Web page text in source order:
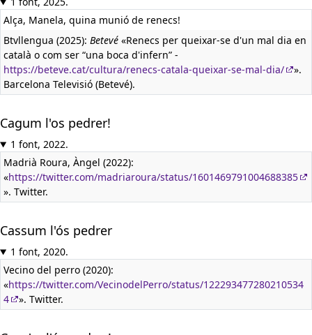
Alça, Manela, quina munió de renecs!
Btvllengua (2025): Betevé «Renecs per queixar-se d'un mal dia en
català o com ser “una boca d'infern” -
https://beteve.cat/cultura/renecs-catala-queixar-se-mal-dia/
».
Barcelona Televisió (Betevé).
Cagum l'os pedrer!
1 font, 2022.
Madrià Roura, Àngel (2022):
«https://twitter.com/madriaroura/status/1601469791004688385
». Twitter.
Cassum l'ós pedrer
1 font, 2020.
Vecino del perro (2020):
«https://twitter.com/VecinodelPerro/status/122293477280210534
4
». Twitter.